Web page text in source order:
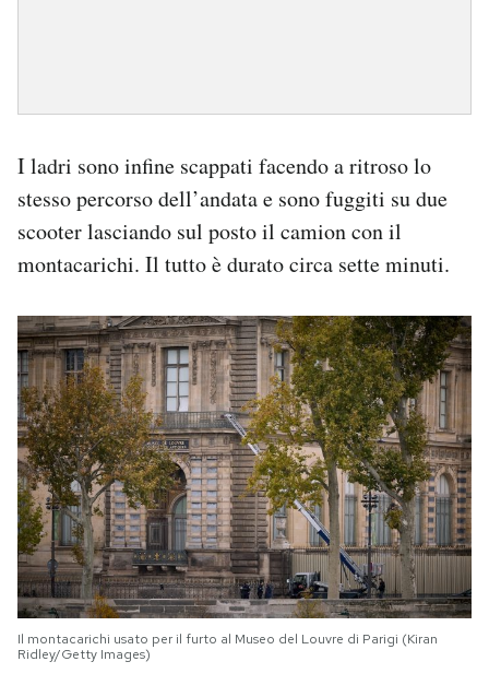
I ladri sono infine scappati facendo a ritroso lo
stesso percorso dell’andata e sono fuggiti su due
scooter lasciando sul posto il camion con il
montacarichi. Il tutto è durato circa sette minuti.
Il montacarichi usato per il furto al Museo del Louvre di Parigi (Kiran
Ridley/Getty Images)